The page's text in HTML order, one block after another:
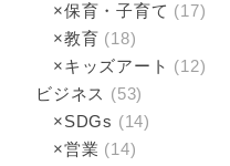
×保育・子育て (17)
×教育 (18)
×キッズアート (12)
ビジネス (53)
×SDGs (14)
×営業 (14)